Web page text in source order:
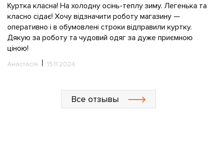
Куртка класна! На холодну осінь-теплу зиму. Легенька та
класно сідає! Хочу відзначити роботу магазину —
оперативно і в обумовлені строки відправили куртку.
Дякую за роботу та чудовий одяг за дуже приємною
ціною!
Анастасія 15.11.2024
Все отзывы